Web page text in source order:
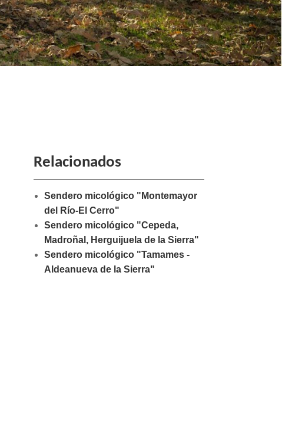
Relacionados
Sendero micológico "Montemayor
del Río-El Cerro"
Sendero micológico "Cepeda,
Madroñal, Herguijuela de la Sierra"
Sendero micológico "Tamames -
Aldeanueva de la Sierra"